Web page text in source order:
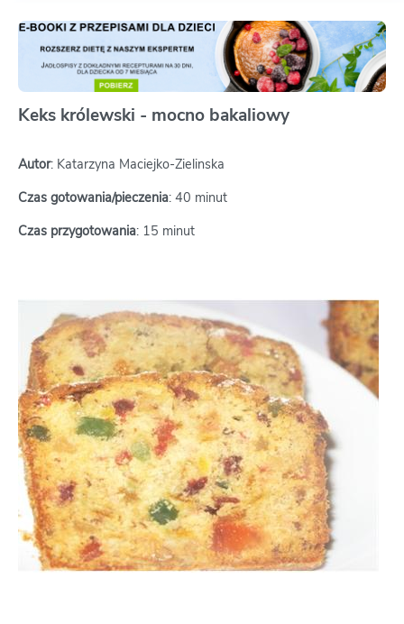
Keks królewski - mocno bakaliowy
Autor: Katarzyna Maciejko-Zielinska
Czas gotowania/pieczenia: 40 minut
Czas przygotowania: 15 minut